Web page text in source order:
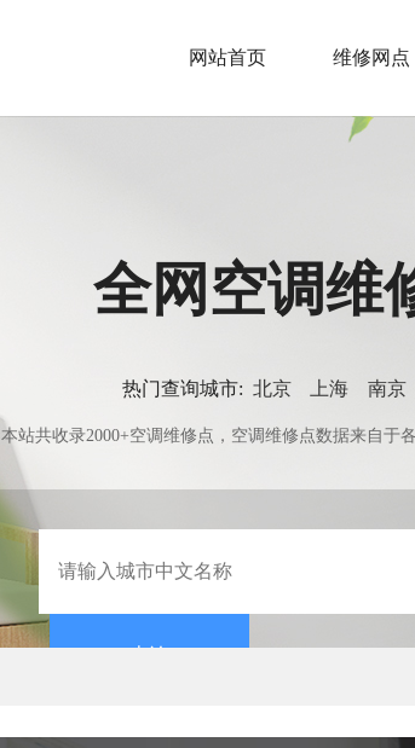
网站首页 维修网点
全网空调维
热门查询城市: 北京 上海 南京
本站共收录2000+空调维修点，空调维修点数据来自